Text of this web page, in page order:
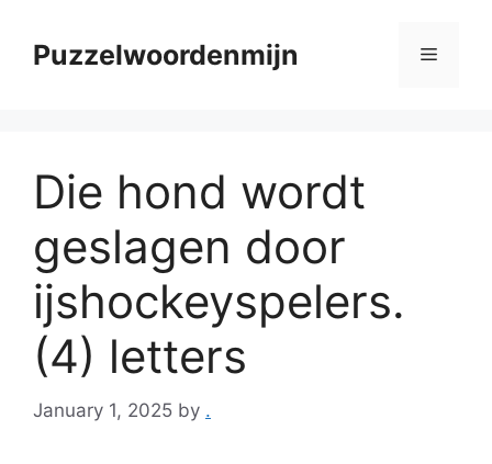
contentPuzzelwoordenmijn Menu
Die hond wordt
geslagen door
ijshockeyspelers.
(4) letters
January 1, 2025 by .